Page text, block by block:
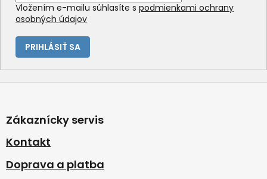
Vložením e-mailu súhlasíte s podmienkami ochrany
osobných údajov
PRIHLÁSIŤ SA
p
ä
e
Zákaznícky servis
Kontakt
Doprava a platba